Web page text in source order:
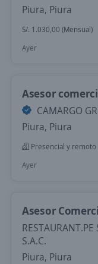
Piura, Piura
S/. 1.030,00 (Mensual)
Ayer
Asesor
CAMARGO
Piura, Piura
Presencial y remoto
Ayer
Asesor
S.A.C.
Piura, Piura